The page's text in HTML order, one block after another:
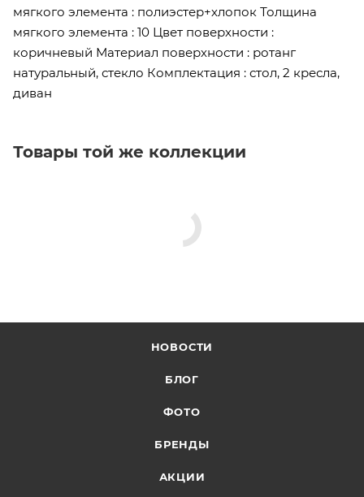
мягкого элемента : полиэстер+хлопок Толщина
мягкого элемента : 10 Цвет поверхности :
коричневый Материал поверхности : ротанг
натуральный, стекло Комплектация : стол, 2 кресла,
диван
Товары той же коллекции
НОВОСТИ
БЛОГ
ФОТО
БРЕНДЫ
АКЦИИ